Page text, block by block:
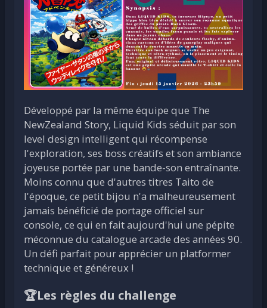
Développé par la même équipe que The
NewZealand Story, Liquid Kids séduit par son
level design intelligent qui récompense
l'exploration, ses boss créatifs et son ambiance
joyeuse portée par une bande-son entraînante.
Moins connu que d'autres titres Taito de
l'époque, ce petit bijou n'a malheureusement
jamais bénéficié de portage officiel sur
console, ce qui en fait aujourd'hui une pépite
méconnue du catalogue arcade des années 90.
Un défi parfait pour apprécier un platformer
technique et généreux !
🏆Les règles du challenge